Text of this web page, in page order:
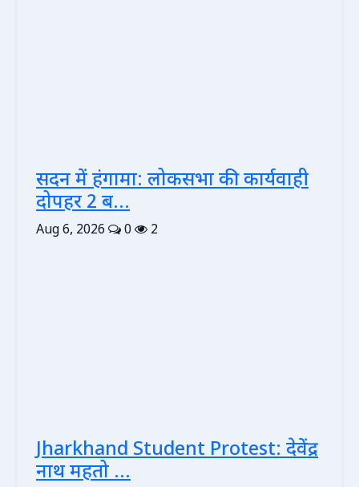
सदन में हंगामा: लोकसभा की कार्यवाही
दोपहर 2 ब...
Aug 6, 2026 0 2
Jharkhand Student Protest: देवेंद्र
नाथ महतो ...